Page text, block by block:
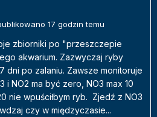
17 godzin temu
zbiorniki po "przeszczepie
akwarium. Zazwyczaj ryby
dni po zalaniu. Zawsze monitoruje
i NO2 ma być zero, NO3 max 10
nie wpuściłbym ryb. Zjedź z NO3
czy w międzyczasie...